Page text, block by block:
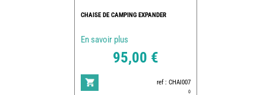
CHAISE DE CAMPING EXPANDER
En savoir plus
95,00 €
ref : CHAI007
0